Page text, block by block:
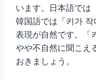
います。日本語では
韓国語では「키가
表現が自然です。「
やや不自然に聞こえ
おきましょう。